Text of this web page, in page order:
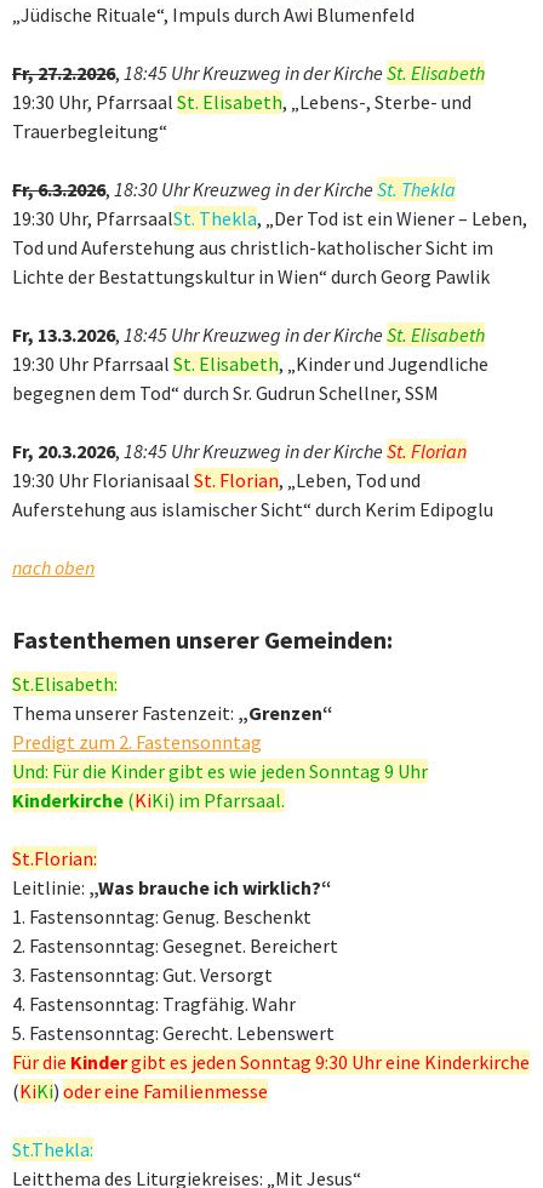
„Jüdische Rituale“, Impuls durch Awi Blumenfeld
Fr, 27.2.2026, 18:45 Uhr Kreuzweg in der Kirche St. Elisabeth
19:30 Uhr, Pfarrsaal St. Elisabeth, „Lebens-, Sterbe- und
Trauerbegleitung“
Fr, 6.3.2026, 18:30 Uhr Kreuzweg in der Kirche St. Thekla
19:30 Uhr, PfarrsaalSt. Thekla, „Der Tod ist ein Wiener – Leben,
Tod und Auferstehung aus christlich-katholischer Sicht im
Lichte der Bestattungskultur in Wien“ durch Georg Pawlik
Fr, 13.3.2026, 18:45 Uhr Kreuzweg in der Kirche St. Elisabeth
19:30 Uhr Pfarrsaal St. Elisabeth, „Kinder und Jugendliche
begegnen dem Tod“ durch Sr. Gudrun Schellner, SSM
Fr, 20.3.2026, 18:45 Uhr Kreuzweg in der Kirche St. Florian
19:30 Uhr Florianisaal St. Florian, „Leben, Tod und
Auferstehung aus islamischer Sicht“ durch Kerim Edipoglu
nach oben
Fastenthemen unserer Gemeinden:
St.Elisabeth:
Thema unserer Fastenzeit: „Grenzen“
Predigt zum 2. Fastensonntag
Und: Für die Kinder gibt es wie jeden Sonntag 9 Uhr
Kinderkirche (KiKi) im Pfarrsaal.
St.Florian:
Leitlinie: „Was brauche ich wirklich?“
1. Fastensonntag: Genug. Beschenkt
2. Fastensonntag: Gesegnet. Bereichert
3. Fastensonntag: Gut. Versorgt
4. Fastensonntag: Tragfähig. Wahr
5. Fastensonntag: Gerecht. Lebenswert
Für die Kindergibt es jeden Sonntag 9:30 Uhr eine Kinderkirche
(KiKi) oder eine Familienmesse
St.Thekla:
Leitthema des Liturgiekreises: „Mit Jesus“